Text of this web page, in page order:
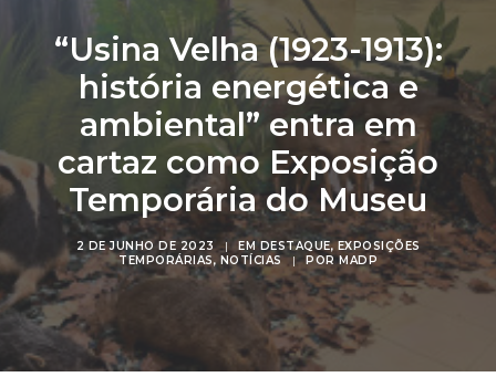
Explore
Acervo
Apoie
Projetos
Gestão do Arquivo Fidene
Conecte
Buscar
“Usina Velha (1923-1913):
história energética e
ambiental” entra em
cartaz como Exposição
Temporária do Museu
2 DE JUNHO DE 2023 | EMDESTAQUE,EXPOSIÇÕES
TEMPORÁRIAS, NOTÍCIAS | PORMADP